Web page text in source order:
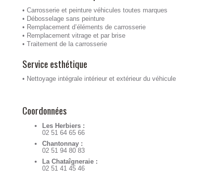
• Carrosserie et peinture véhicules toutes marques
• Débosselage sans peinture
• Remplacement d’éléments de carrosserie
• Remplacement vitrage et par brise
• Traitement de la carrosserie
Service esthétique
• Nettoyage intégrale intérieur et extérieur du véhicule
Coordonnées
Les Herbiers :
02 51 64 65 66
Chantonnay :
02 51 94 80 83
La Chataîgneraie :
02 51 41 45 46